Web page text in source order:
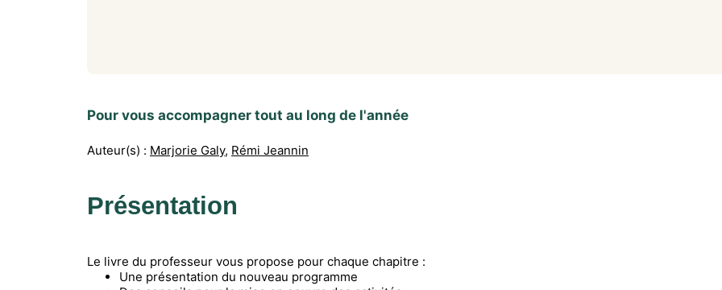
Pour vous accompagner tout au long de l'année
Auteur(s) : Marjorie Galy, Rémi Jeannin
Présentation
Le livre du professeur vous propose pour chaque chapitre :
Une présentation du nouveau programme